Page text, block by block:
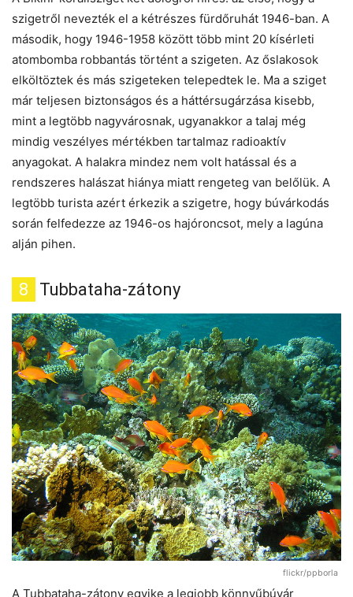
szigetről nevezték el a kétrészes fürdőruhát 1946-ban. A
második, hogy 1946-1958 között több mint 20 kísérleti
atombomba robbantás történt a szigeten. Az őslakosok
elköltöztek és más szigeteken telepedtek le. Ma a sziget
már teljesen biztonságos és a háttérsugárzása kisebb,
mint a legtöbb nagyvárosnak, ugyanakkor a talaj még
mindig veszélyes mértékben tartalmaz radioaktív
anyagokat. A halakra mindez nem volt hatással és a
rendszeres halászat hiánya miatt rengeteg van belőlük. A
legtöbb turista azért érkezik a szigetre, hogy búvárkodás
során felfedezze az 1946-os hajóroncsot, mely a lagúna
alján pihen.
8 Tubbataha-zátony
flickr/ppborla
A Tubbataha-zátony egyike a legjobb könnyűbúvár